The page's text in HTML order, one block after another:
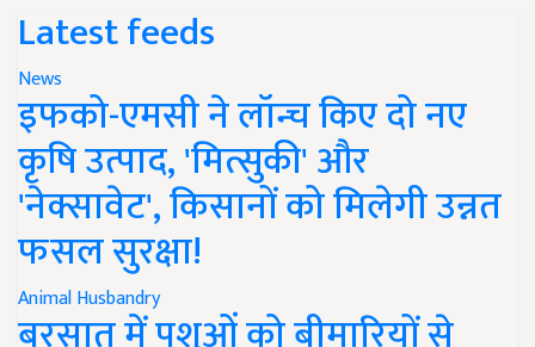
Latest feeds
News
इफको-एमसी ने लॉन्च किए दो नए
कृषि उत्पाद, 'मित्सुकी' और
'नेक्सावेट', किसानों को मिलेगी उन्नत
फसल सुरक्षा!
Animal Husbandry